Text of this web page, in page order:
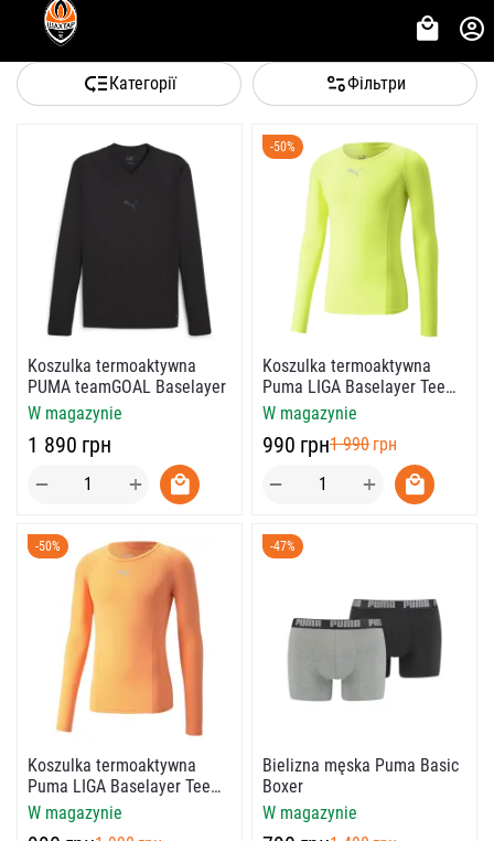
Категорії Фільтри
Koszulka termoaktywna
PUMA teamGOAL Baselayer
W magazynie
‍1 890‍ грн
+
−
-50%
Koszulka termoaktywna
Puma LIGA Baselayer Tee
LS
W magazynie
‍990‍ грн‍1 990‍ грн
+
−
-50%
Koszulka termoaktywna
Puma LIGA Baselayer Tee
LS
W magazynie
-47%
Bielizna męska Puma Basic
Boxer
W magazynie